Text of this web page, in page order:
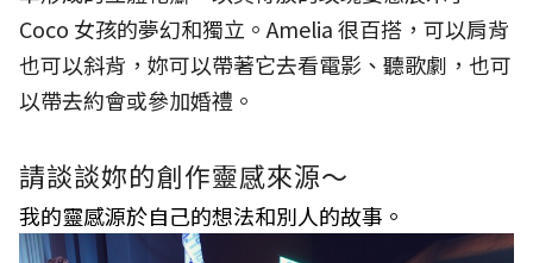
Coco 女孩的夢幻和獨立。Amelia 很百搭，可以肩背
也可以斜背，妳可以帶著它去看電影、聽歌劇，也可
以帶去約會或參加婚禮。
請談談妳的創作靈感來源～
我的靈感源於自己的想法和別人的故事。